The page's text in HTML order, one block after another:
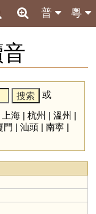
粵
普
或
上海| 杭州 | 溫州 |
門 | 汕頭| 南寧|